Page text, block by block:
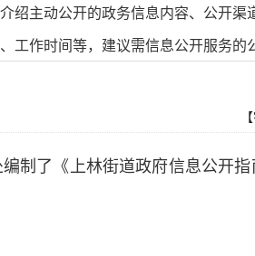
绍主动公开的政务信息内容、公开
作时间等，建议需信息公开服务的
制了《上林街道政府信息公开